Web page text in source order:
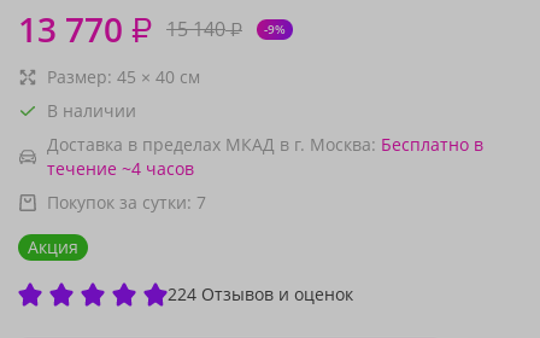
13 770 ₽ 15 140₽ -9%
Размер: 45 × 40 см
В наличии
Доставка в пределах МКАД в г. Москва: Бесплатно в
течение ~4 часов
Покупок за сутки: 7
Акция
224 Отзывов и оценок